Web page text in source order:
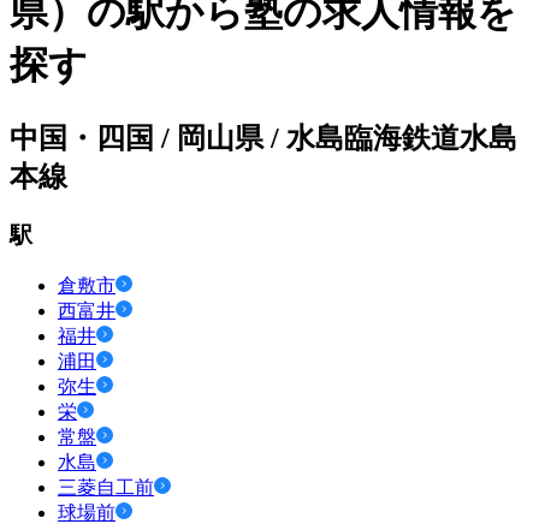
県）の駅から塾の求人情報を
探す
中国・四国 / 岡山県 / 水島臨海鉄道水島
本線
駅
倉敷市
西富井
福井
浦田
弥生
栄
常盤
水島
三菱自工前
球場前